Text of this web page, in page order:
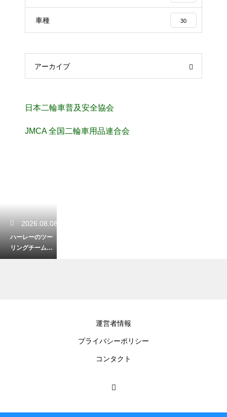
車種 30
アーカイブ
日本二輪車普及安全協会
JMCA 全国二輪車用品連合会
2026.08.08
ハーレーのツー
リングチームへ
の入り方！気の
運営者情報
プライバシーポリシー
コンタクト